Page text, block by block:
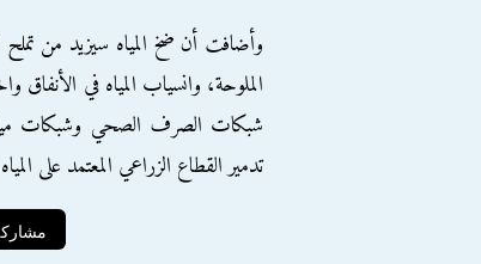
وأضافت أن ضخ المياه سيزيد من تملح
الملوحة، وانسياب المياه في الأنفاق
شبكات الصرف الصحي وشبكات
تدمير القطاع الزراعي المعتمد على